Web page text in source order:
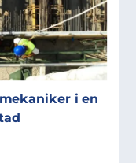
i en